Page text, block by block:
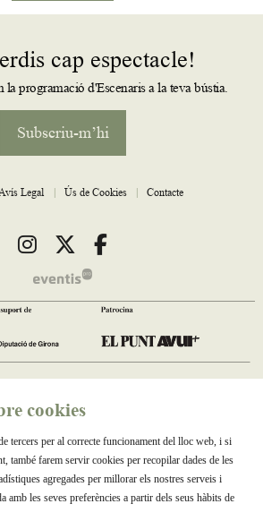
cap espectacle!
la programació d'Escenaris a la teva bústia.
Subscriu-m’hi
Legal | Ús de Cookies | Contacte
Link a instagram
Link a twitter
Link a facebook
cookies
tercers per al correcte funcionament del lloc web, i si
també farem servir cookies per recopilar dades de les
agregades per millorar els nostres serveis i
amb les seves preferències a partir dels seus hàbits de